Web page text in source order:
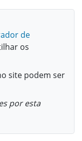
de
os
site podem ser
por esta